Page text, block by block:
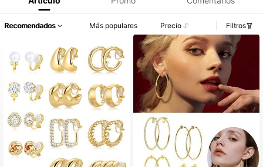
Recomendados Más populares Precio Filtros